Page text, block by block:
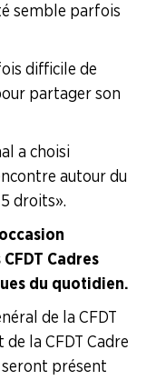
semble parfois
difficile de
partager son
a choisi
autour du
droits ».
Cadres
du quotidien.
de la CFDT
la CFDT Cadre
seront présent